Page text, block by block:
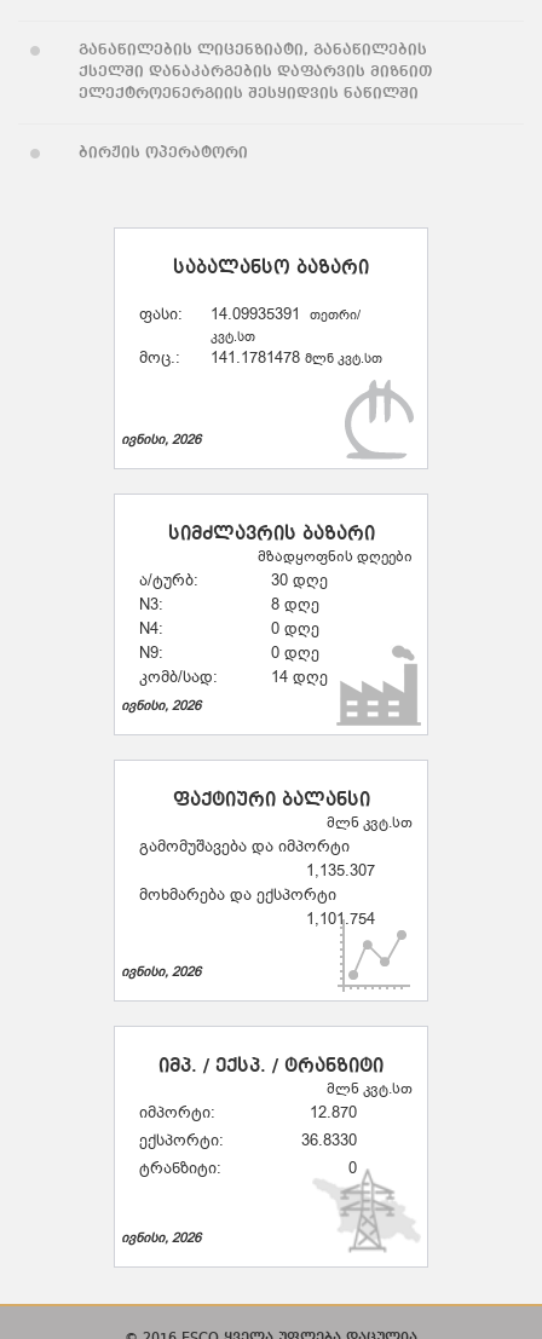
განაწილების ლიცენზიატი, განაწილების
ქსელში დანაკარგების დაფარვის მიზნით
ელექტროენერგიის შესყიდვის ნაწილში
ბირჟის ოპერატორი
საბალანსო ბაზარი
ფასი: 14.09935391
თეთრი/
კვტ.სთ
მოც.: 141.1781478 მლნ კვტ.სთ
ივნისი, 2026
სიმძლავრის ბაზარი
მზადყოფნის დღეები
ა/ტურბ:
30 დღე
N3:
8 დღე
N4:
0 დღე
N9:
0 დღე
კომბ/სად:
14 დღე
ივნისი, 2026
ფაქტიური ბალანსი
მლნ კვტ.სთ
გამომუშავება და იმპორტი
1,135.307
მოხმარება და ექსპორტი
1,101.754
ივნისი, 2026
იმპ. / ექსპ. / ტრანზიტი
მლნ კვტ.სთ
იმპორტი:
12.870
ექსპორტი:
36.8330
ტრანზიტი:
0
ივნისი, 2026